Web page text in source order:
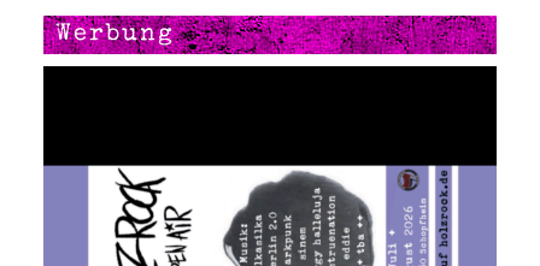
Werbung